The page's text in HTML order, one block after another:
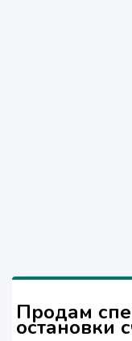
Продам
остановки